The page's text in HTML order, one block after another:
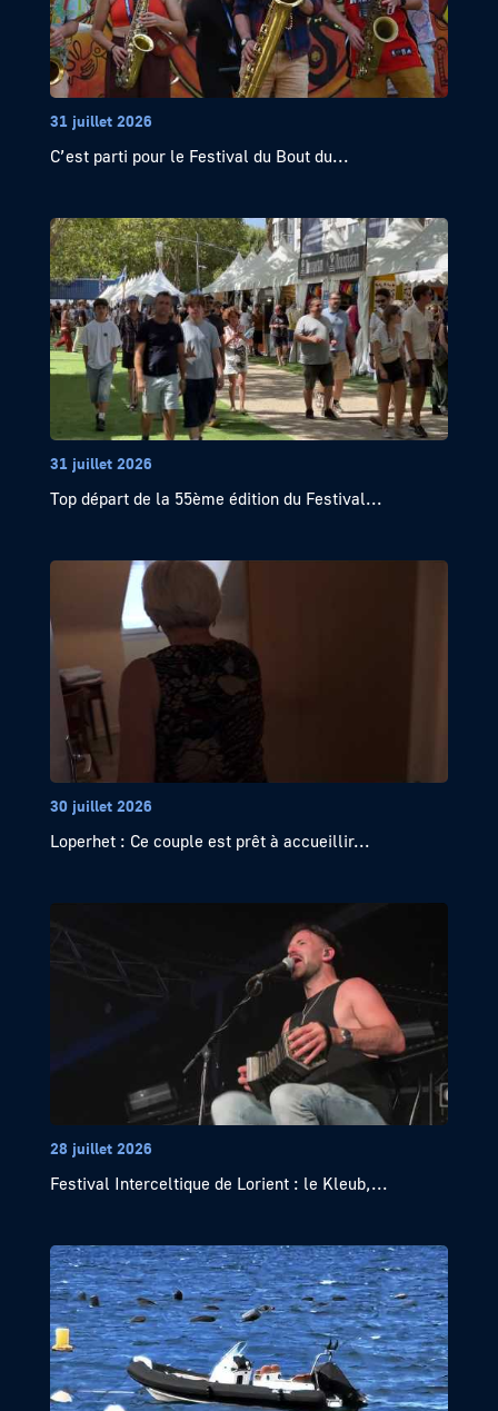
31 juillet 2026
C’est parti pour le Festival du Bout du...
31 juillet 2026
Top départ de la 55ème édition du Festival...
30 juillet 2026
Loperhet : Ce couple est prêt à accueillir...
28 juillet 2026
Festival Interceltique de Lorient : le Kleub,...